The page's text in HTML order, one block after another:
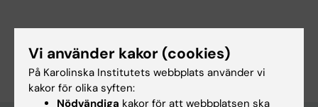
Är du Jennifer Baral?
Redigera din profil
Vi använder kakor (cookies)
På Karolinska Institutets webbplats använder vi
kakor för olika syften:
Nödvändiga kakor för att webbplatsen ska